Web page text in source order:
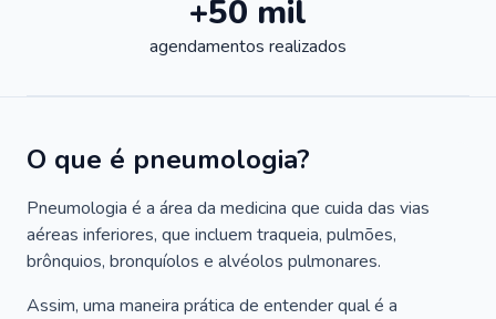
+50 mil
agendamentos realizados
O que é pneumologia?
Pneumologia é a área da medicina que cuida das vias
aéreas inferiores, que incluem traqueia, pulmões,
brônquios, bronquíolos e alvéolos pulmonares.
Assim, uma maneira prática de entender qual é a